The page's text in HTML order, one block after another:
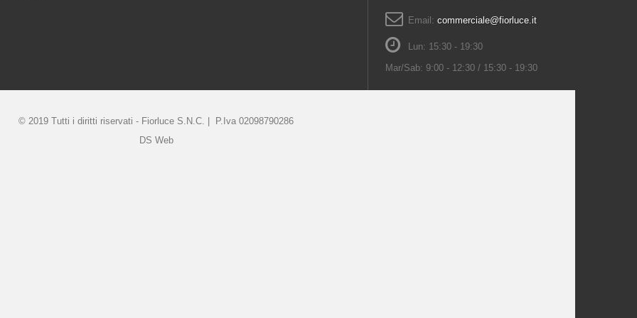
Email: commerciale@fiorluce.it
Lun: 15:30 - 19:30
Mar/Sab: 9:00 - 12:30 / 15:30 - 19:30
© 2019 Tutti i diritti riservati - Fiorluce S.N.C. | P.Iva 02098790286
DS Web